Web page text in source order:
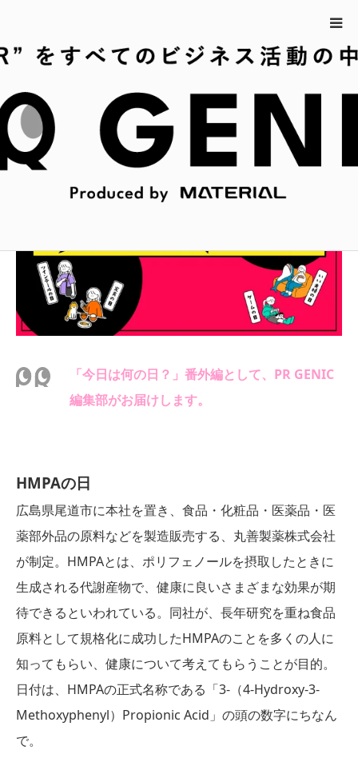
ホーム3月4日の今日は何の日？
3月4日の今日は何の日？
「今日は何の日？」番外編として、PR GENIC
編集部がお届けします。
HMPAの日
広島県尾道市に本社を置き、食品・化粧品・医薬品・医
薬部外品の原料などを製造販売する、丸善製薬株式会社
が制定。HMPAとは、ポリフェノールを摂取したときに
生成される代謝産物で、健康に良いさまざまな効果が期
待できるといわれている。同社が、長年研究を重ね食品
原料として規格化に成功したHMPAのことを多くの人に
知ってもらい、健康について考えてもらうことが目的。
日付は、HMPAの正式名称である「3-（4-Hydroxy-3-
Methoxyphenyl）Propionic Acid」の頭の数字にちなん
で。